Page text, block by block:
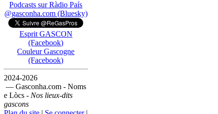
Podcasts sur Ràdio País
@gasconha.com (Bluesky)
Esprit GASCON
(Facebook)
Couleur Gascogne
(Facebook)
2024-2026
— Gasconha.com - Noms
e Lòcs - Nos lieux-dits
gascons